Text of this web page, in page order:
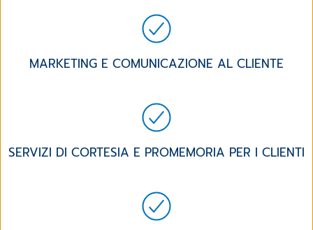
MARKETING E COMUNICAZIONE AL CLIENTE
SERVIZI DI CORTESIA E PROMEMORIA PER I CLIENTI